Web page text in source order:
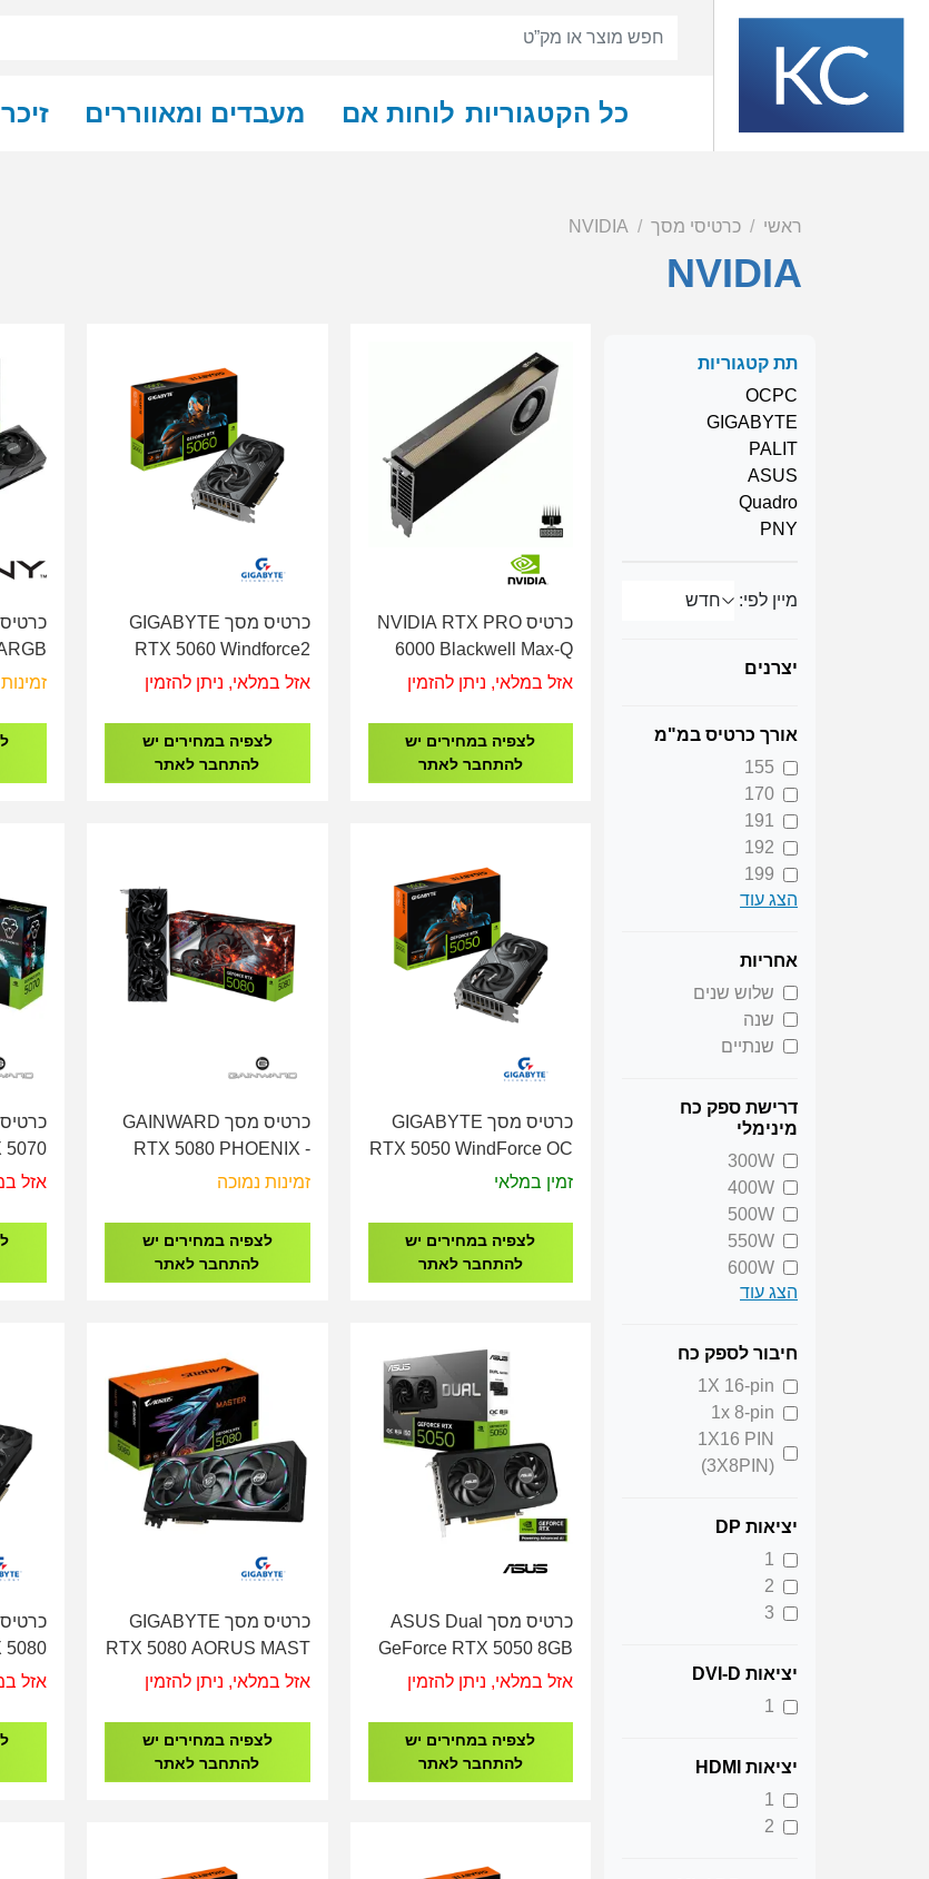
כל הקטגוריות לוחות אם מעבדים ומאווררים
ראשי כרטיסי מסך NVIDIA
NVIDIA
תת קטגוריות
OCPC
GIGABYTE
PALIT
ASUS
Quadro
PNY
מיין לפי:
יצרנים
אורך כרטיס במ"מ
155
170
191
192
199
203
227
261
304
360
הצג עוד
אחריות
שלוש שנים
שנה
שנתיים
דרישת ספק כח
מינימלי
300W
400W
500W
550W
600W
650W
750W
850W
הצג עוד
חיבור לספק כח
1X 16-pin
1x 8-pin
1X16 PIN
(3X8PIN)
יציאות DP
1
2
3
יציאות DVI-D
1
יציאות HDMI
1
2
כרטיס NVIDIA RTX PRO
6000 Blackwell Max-Q
Workstation Edition 96GB
אזל במלאי, ניתן להזמין
לצפיה במחירים יש
להתחבר לאתר
כרטיס מסך GIGABYTE
RTX 5060 Windforce2
MAX OC 8GB GV-
אזל במלאי, ניתן להזמין
לצפיה במחירים יש
להתחבר לאתר
Fan
כרטיס מסך GIGABYTE
RTX 5050 WindForce OC
8GB GDDR6 GV-
זמין במלאי
לצפיה במחירים יש
להתחבר לאתר
כרטיס מסך GAINWARD
RTX 5080 PHOENIX -
16GB DDR7
GB2031X
זמינות נמוכה
לצפיה במחירים יש
להתחבר לאתר
5070
אזל
כרטיס מסך ASUS Dual
GeForce RTX 5050 8GB
GDDR6 OC Edition
אזל במלאי, ניתן להזמין
לצפיה במחירים יש
להתחבר לאתר
כרטיס מסך GIGABYTE
RTX 5080 AORUS MAST
GV-N5080AORUS M-
אזל במלאי, ניתן להזמין
לצפיה במחירים יש
להתחבר לאתר
5080
אזל